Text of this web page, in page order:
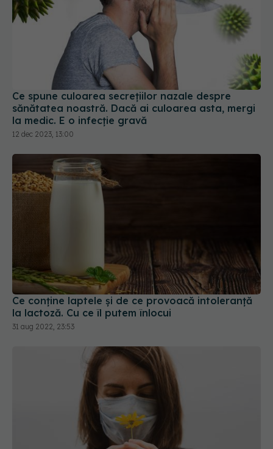
Ce spune culoarea secrețiilor nazale despre
sănătatea noastră. Dacă ai culoarea asta, mergi
la medic. E o infecție gravă
12 dec 2023, 13:00
Ce conține laptele și de ce provoacă intoleranță
la lactoză. Cu ce îl putem înlocui
31 aug 2022, 23:53